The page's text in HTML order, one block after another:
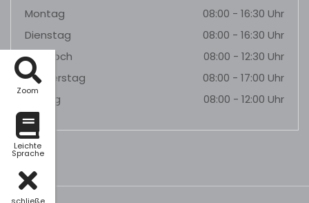
Zoom
Leichte
Sprache
Montag
08:00 - 16:30 Uhr
Dienstag
08:00 - 16:30 Uhr
Mittwoch
08:00 - 12:30 Uhr
Donnerstag
08:00 - 17:00 Uhr
Freitag
08:00 - 12:00 Uhr